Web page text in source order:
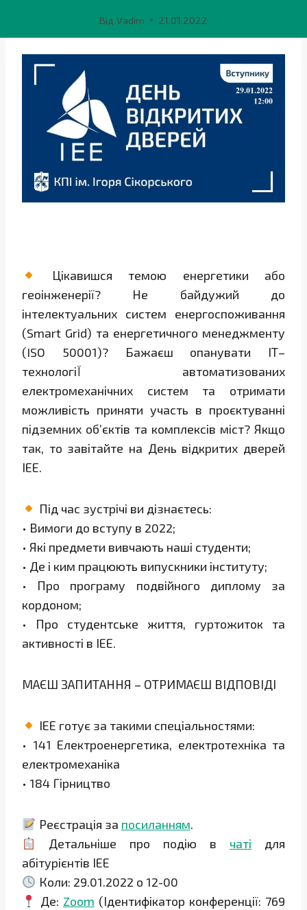
Від Vadim 21.01.2022
Цікавишся темою енергетики або
геоінженерії? Не байдужий до
інтелектуальних систем енергоспоживання
(Smart Grid) та енергетичного менеджменту
(ISO 50001)? Бажаєш опанувати ІТ–
технологіЇ автоматизованих
електромеханічних систем та отримати
можливість приняти участь в проєктуванні
підземних об’єктів та комплексів міст? Якщо
так, то завітайте на День відкритих дверей
ІЕЕ.
Під час зустрічі ви дізнаєтесь:
• Вимоги до вступу в 2022;
• Які предмети вивчають наші студенти;
• Де і ким працюють випускники інституту;
• Про програму подвійного диплому за
кордоном;
• Про студентське життя, гуртожиток та
активності в ІЕЕ.
МАЄШ ЗАПИТАННЯ – ОТРИМАЄШ ВІДПОВІДІ
ІЕЕ готує за такими спеціальностями:
• 141 Електроенергетика, електротехніка та
електромеханіка
• 184 Гірництво
Реєстрація за посиланням.
Детальніше про подію в чаті для
абітурієнтів ІЕЕ
Коли: 29.01.2022 о 12-00
Де: Zoom (Ідентифікатор конференції: 769